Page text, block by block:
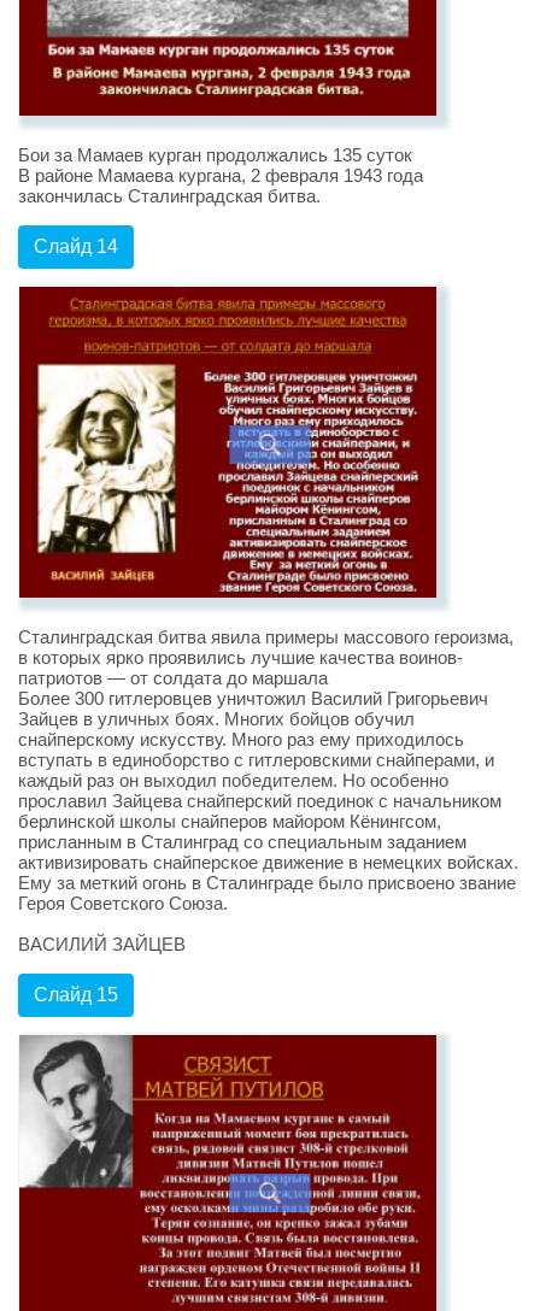
Бои за Мамаев курган продолжались 135 суток
В районе Мамаева кургана, 2 февраля 1943 года
закончилась Сталинградская битва.
Слайд 14
Сталинградская битва явила примеры массового героизма,
в которых ярко проявились лучшие качества воинов-
патриотов — от солдата до маршала
Более 300 гитлеровцев уничтожил Василий Григорьевич
Зайцев в уличных боях. Многих бойцов обучил
снайперскому искусству. Много раз ему приходилось
вступать в единоборство с гитлеровскими снайперами, и
каждый раз он выходил победителем. Но особенно
прославил Зайцева снайперский поединок с начальником
берлинской школы снайперов майором Кёнингсом,
присланным в Сталинград со специальным заданием
активизировать снайперское движение в немецких войсках.
Ему за меткий огонь в Сталинграде было присвоено звание
Героя Советского Союза.
ВАСИЛИЙ ЗАЙЦЕВ
Слайд 15